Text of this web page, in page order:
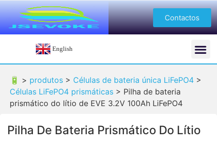
Contactos
English
🔋 > produtos > Células de bateria única LiFePO4 >
Células LiFePO4 prismáticas > Pilha de bateria
prismático do lítio de EVE 3.2V 100Ah LiFePO4
Pilha De Bateria Prismático Do Lítio